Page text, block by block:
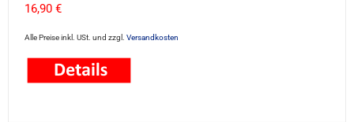
16,90 €
Alle Preise inkl. USt. und zzgl. Versandkosten